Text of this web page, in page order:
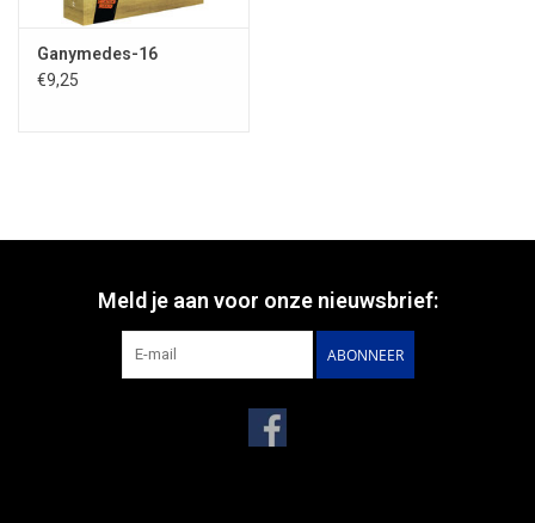
Ganymedes-16
€9,25
Meld je aan voor onze nieuwsbrief:
ABONNEER